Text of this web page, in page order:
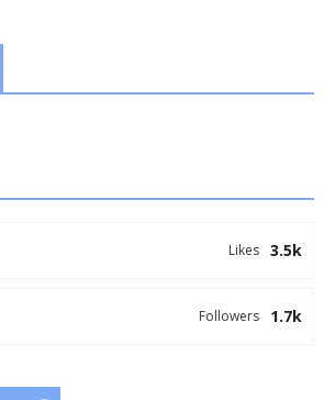
3.5k
Likes
1.7k
Followers